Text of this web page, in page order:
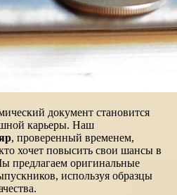
документ становится
карьеры. Наш
, проверенный временем,
хочет повысить свои шансы в
предлагаем оригинальные
используя образцы